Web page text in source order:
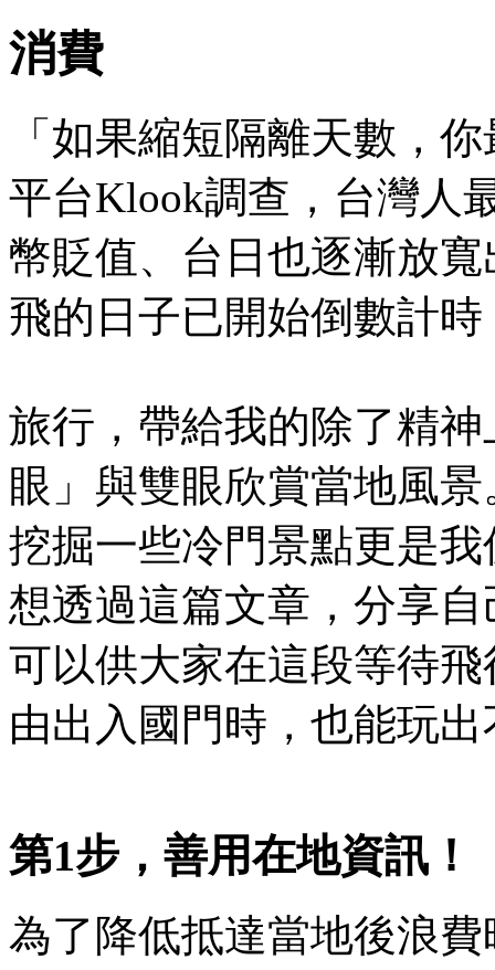
消費
「如果縮短隔離天數，
平台Klook調查，台灣人
幣貶值、台日也逐漸放
飛的日子已開始倒數計時
旅行，帶給我的除了精
眼」與雙眼欣賞當地風
挖掘一些冷門景點更是
想透過這篇文章，分享
可以供大家在這段等待
由出入國門時，也能玩
第1步，善用在地資訊！
為了降低抵達當地後浪